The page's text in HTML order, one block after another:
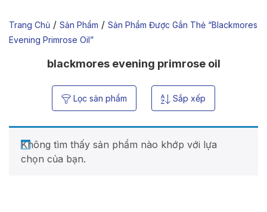
Trang Chủ / Sản Phẩm / Sản Phẩm Được Gắn Thẻ “blackmores
Evening Primrose Oil”
blackmores evening primrose oil
Lọc sản phẩm Sắp xếp
Không tìm thấy sản phẩm nào khớp với lựa
chọn của bạn.